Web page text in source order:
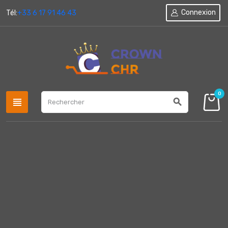
Tél:+33 6 17 91 46 43
view_headline search
Connexion
0